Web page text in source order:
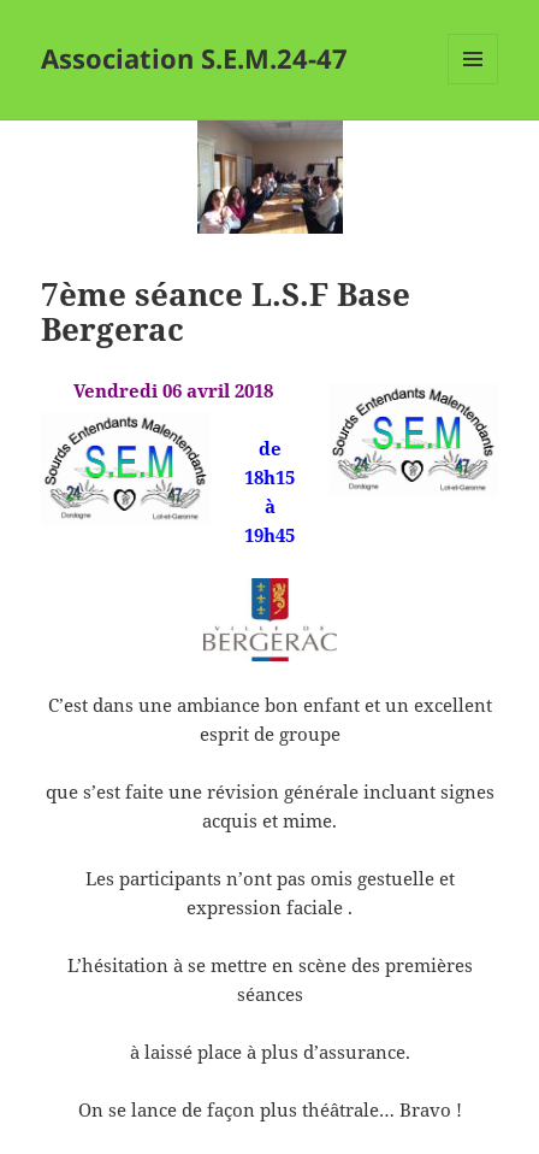
Association S.E.M.24-47
7ème séance L.S.F Base
Bergerac
Vendredi 06 avril 2018
de
18h15
à
19h45
C’est dans une ambiance bon enfant et un excellent
esprit de groupe
que s’est faite une révision générale incluant signes
acquis et mime.
Les participants n’ont pas omis gestuelle et
expression faciale .
L’hésitation à se mettre en scène des premières
séances
à laissé place à plus d’assurance.
On se lance de façon plus théâtrale… Bravo !